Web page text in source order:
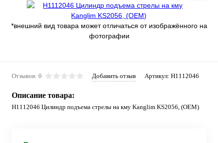
*внешний вид товара может отличаться от изображённого на
фотографии
Отзывов: 0 Добавить отзыв Артикул: H1112046
Описание товара:
H1112046 Цилиндр подъема стрелы на кму Kanglim KS2056, (OEM)